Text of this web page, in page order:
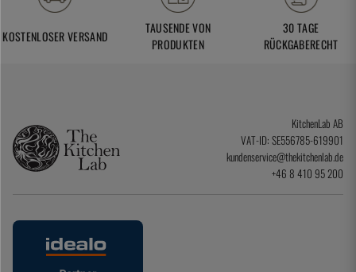
KOSTENLOSER VERSAND
TAUSENDE VON
PRODUKTEN
30 TAGE
RÜCKGABERECHT
KitchenLab AB
VAT-ID: SE556785-619901
kundenservice@thekitchenlab.de
+46 8 410 95 200